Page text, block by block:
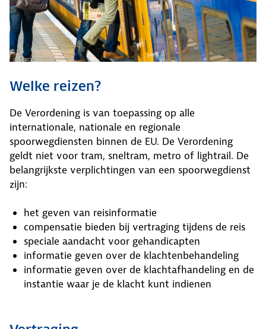
Welke reizen?
De Verordening is van toepassing op alle
internationale, nationale en regionale
spoorwegdiensten binnen de EU. De Verordening
geldt niet voor tram, sneltram, metro of lightrail. De
belangrijkste verplichtingen van een spoorwegdienst
zijn:
het geven van reisinformatie
compensatie bieden bij vertraging tijdens de reis
speciale aandacht voor gehandicapten
informatie geven over de klachtenbehandeling
informatie geven over de klachtafhandeling en de
instantie waar je de klacht kunt indienen